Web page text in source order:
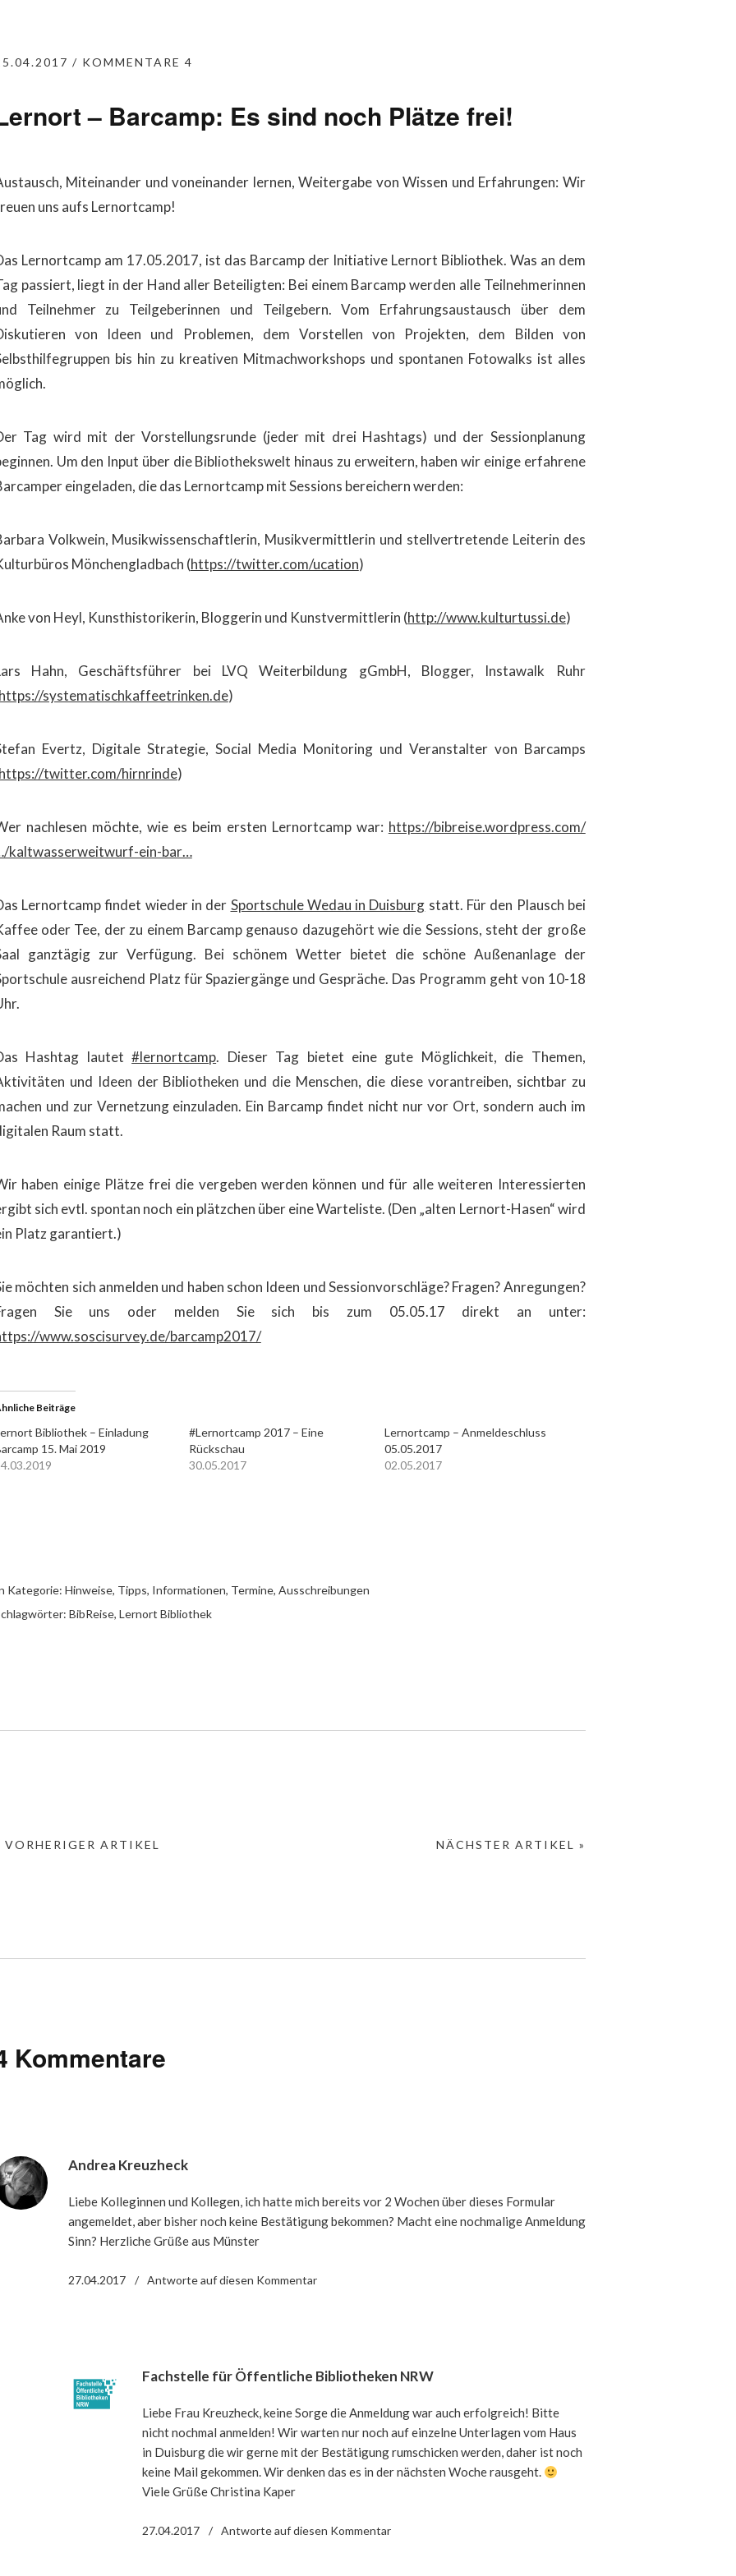
KOMMENTARE 4
– Barcamp: Es sind noch Plätze frei!
Miteinander und voneinander lernen, Weitergabe von Wissen und Erfahrungen: Wir
uns aufs Lernortcamp!
Lernortcamp am 17.05.2017, ist das Barcamp der Initiative Lernort Bibliothek. Was an dem
passiert, liegt in der Hand aller Beteiligten: Bei einem Barcamp werden alle Teilnehmerinnen
Teilnehmer zu Teilgeberinnen und Teilgebern. Vom Erfahrungsaustausch über dem
von Ideen und Problemen, dem Vorstellen von Projekten, dem Bilden von
bis hin zu kreativen Mitmachworkshops und spontanen Fotowalks ist alles
Tag wird mit der Vorstellungsrunde (jeder mit drei Hashtags) und der Sessionplanung
Um den Input über die Bibliothekswelt hinaus zu erweitern, haben wir einige erfahrene
eingeladen, die das Lernortcamp mit Sessions bereichern werden:
Volkwein, Musikwissenschaftlerin, Musikvermittlerin und stellvertretende Leiterin des
Mönchengladbach (https://twitter.com/ucation)
von Heyl, Kunsthistorikerin, Bloggerin und Kunstvermittlerin (http://www.kulturtussi.de)
Hahn, Geschäftsführer bei LVQ Weiterbildung gGmbH, Blogger, Instawalk Ruhr
systematischkaffeetrinken.de)
Evertz, Digitale Strategie, Social Media Monitoring und Veranstalter von Barcamps
twitter.com/hirnrinde)
nachlesen möchte, wie es beim ersten Lernortcamp war: https://bibreise.wordpress.com/
kaltwasserweitwurf-ein-bar…
Lernortcamp findet wieder in der Sportschule Wedau in Duisburg statt. Für den Plausch bei
oder Tee, der zu einem Barcamp genauso dazugehört wie die Sessions, steht der große
ganztägig zur Verfügung. Bei schönem Wetter bietet die schöne Außenanlage der
ausreichend Platz für Spaziergänge und Gespräche. Das Programm geht von 10-18
Hashtag lautet#lernortcamp. Dieser Tag bietet eine gute Möglichkeit, die Themen,
und Ideen der Bibliotheken und die Menschen, die diese vorantreiben, sichtbar zu
und zur Vernetzung einzuladen. Ein Barcamp findet nicht nur vor Ort, sondern auch im
Raum statt.
haben einige Plätze frei die vergeben werden können und für alle weiteren Interessierten
sich evtl. spontan noch ein plätzchen über eine Warteliste. (Den „alten Lernort-Hasen“ wird
Platz garantiert.)
möchten sich anmelden und haben schon Ideen und Sessionvorschläge? Fragen? Anregungen?
Sie uns oder melden Sie sich bis zum 05.05.17 direkt an unter:
www.soscisurvey.de/barcamp2017/
Beiträge
Bibliothek – Einladung
15. Mai 2019
#Lernortcamp 2017 – Eine
Rückschau
30.05.2017
Lernortcamp – Anmeldeschluss
05.05.2017
02.05.2017
Kategorie: Hinweise, Tipps, Informationen, Termine, Ausschreibungen
BibReise, Lernort Bibliothek
NÄCHSTER ARTIKEL »
VORHERIGER ARTIKEL
Kommentare
Andrea Kreuzheck
Liebe Kolleginnen und Kollegen, ich hatte mich bereits vor 2 Wochen über dieses Formular
angemeldet, aber bisher noch keine Bestätigung bekommen? Macht eine nochmalige Anmeldung
Sinn? Herzliche Grüße aus Münster
27.04.2017 Antworteauf diesen Kommentar
Fachstelle für Öffentliche Bibliotheken NRW
Liebe Frau Kreuzheck, keine Sorge die Anmeldung war auch erfolgreich! Bitte
nicht nochmal anmelden! Wir warten nur noch auf einzelne Unterlagen vom Haus
in Duisburg die wir gerne mit der Bestätigung rumschicken werden, daher ist noch
keine Mail gekommen. Wir denken das es in der nächsten Woche rausgeht.
Viele Grüße Christina Kaper
27.04.2017 Antworteauf diesen Kommentar